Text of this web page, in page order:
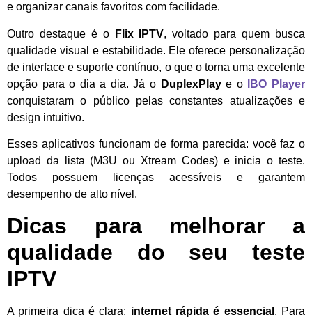
e organizar canais favoritos com facilidade.
Outro destaque é o Flix IPTV, voltado para quem busca
qualidade visual e estabilidade. Ele oferece personalização
de interface e suporte contínuo, o que o torna uma excelente
opção para o dia a dia. Já o DuplexPlaye o
IBO Player
conquistaram o público pelas constantes atualizações e
design intuitivo.
Esses aplicativos funcionam de forma parecida: você faz o
upload da lista (M3U ou Xtream Codes) e inicia o teste.
Todos possuem licenças acessíveis e garantem
desempenho de alto nível.
Dicas para melhorar a
qualidade do seu teste
IPTV
A primeira dica é clara: internet rápida é essencial . Para